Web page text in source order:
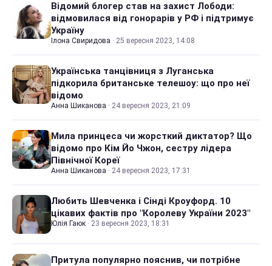
Відомий блогер став на захист Лободи:
відмовилася від гонорарів у РФ і підтримує
Україну
Ілона Свиридова · 25 вересня 2023, 14:08
Українська танцівниця з Луганська
підкорила британське телешоу: що про неї
відомо
Анна Шиканова · 24 вересня 2023, 21:09
Мила принцеса чи жорсткий диктатор? Що
відомо про Кім Йо Чжон, сестру лідера
Північної Кореї
Анна Шиканова · 24 вересня 2023, 17:31
Любить Шевченка і Сінді Кроуфорд. 10
цікавих фактів про "Королеву України 2023"
Юлія Гаюк · 23 вересня 2023, 18:31
Притула популярно пояснив, чи потрібне